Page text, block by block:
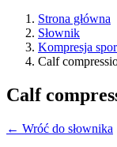
Strona główna
Słownik
Kompresja
Calf
Calf
← Wróć do słownika